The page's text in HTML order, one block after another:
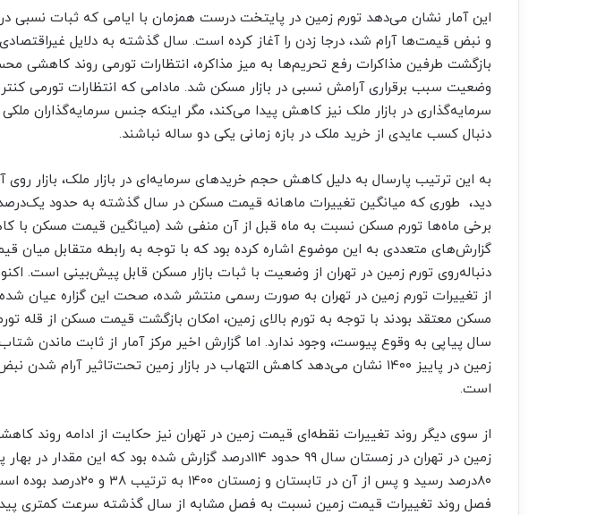
این آمار نشان می‌دهد تورم زمین در پایتخت درست همزمان با ایامی که ثبات نسبی در
و نبض قیمت‌ها آرام شد، درجا زدن را آغاز کرده است. سال گذشته به دلایل
بازگشت طرفین مذاکرات رفع تحریم‌ها به میز مذاکره، انتظارات تورمی روند کاهشی
وضعیت سبب برقراری آرامش نسبی در بازار مسکن شد. مادامی که انتظارات تورمی
سرمایه‌گذاری در بازار ملک نیز کاهش پیدا می‌کند، مگر اینکه جنس سرمایه‌گذاران
دنبال کسب عایدی از خرید ملک در بازه زمانی یکی دو ساله نباشند.
به این ترتیب پارسال به دلیل کاهش حجم خریدهای سرمایه‌‌‌ای در بازار ملک، بازار روی
دید، ‌‌‌ طوری که میانگین تغییرات ماهانه قیمت مسکن در سال گذشته به حدود
برخی ماه‌‌‌ها تورم مسکن نسبت به ماه قبل از آن منفی شد (میانگین قیمت مسکن با
گزارش‌های متعددی به این موضوع اشاره کرده بود که با توجه به رابطه متقابل میان
دنباله‌‌‌روی تورم زمین در تهران از وضعیت با ثبات بازار مسکن قابل پیش‌بینی است.
از تغییرات تورم زمین در تهران به صورت رسمی منتشر شده، صحت این گزاره عیان شده
مسکن معتقد بودند با توجه به تورم بالای زمین، امکان بازگشت قیمت مسکن از قله
سال پیاپی به وقوع پیوست، وجود ندارد. اما گزارش اخیر مرکز آمار از ثابت ماندن
زمین در پاییز ۱۴۰۰ نشان می‌دهد کاهش التهاب در بازار زمین تحت‌تاثیر
است.
از سوی دیگر روند تغییرات نقطه‌‌‌ای قیمت زمین در تهران نیز حکایت از ادامه روند
زمین در تهران در زمستان سال ۹۹ حدود ۱۱۴‌درصد گزارش شده بود که
۸۰‌درصد رسید و پس از آن در تابستان